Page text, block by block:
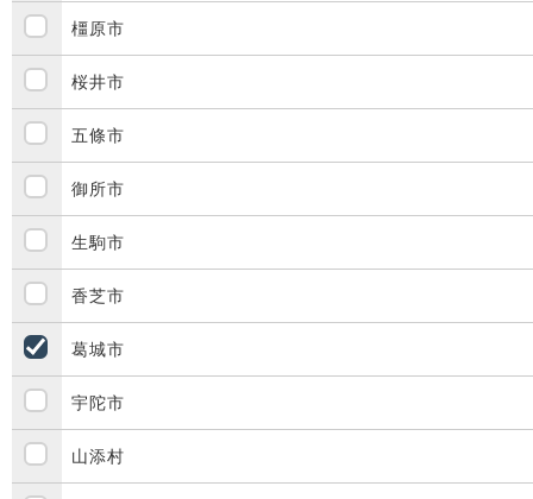
橿原市
桜井市
五條市
御所市
生駒市
香芝市
葛城市
宇陀市
山添村